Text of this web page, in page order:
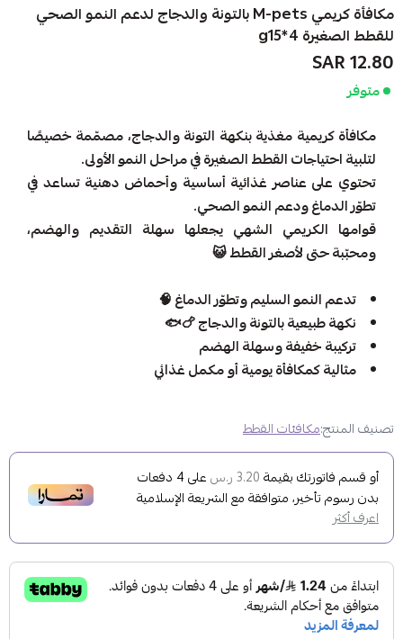
مكافأة كريمي M-pets بالتونة والدجاج لدعم النمو الصحي
للقطط الصغيرة g15*4
12.80 SAR
متوفر
مكافأة كريمية مغذية بنكهة التونة والدجاج، مصمّمة خصيصًا
لتلبية احتياجات القطط الصغيرة في مراحل النمو الأولى.
تحتوي على عناصر غذائية أساسية وأحماض دهنية تساعد في
تطوّر الدماغ ودعم النمو الصحي.
قوامها الكريمي الشهي يجعلها سهلة التقديم والهضم،
ومحبّبة حتى لأصغر القطط 😺
تدعم النمو السليم وتطوّر الدماغ 🧠
نكهة طبيعية بالتونة والدجاج 🍗🐟
تركيبة خفيفة وسهلة الهضم
مثالية كمكافأة يومية أو مكمل غذائي
تصنيف المنتج:مكافئات القطط
أو قسم فاتورتك بقيمة 3.20 ر.س على4 دفعات
بدون رسوم تأخير، متوافقة مع الشريعة الإسلامية
اعرف أكثر